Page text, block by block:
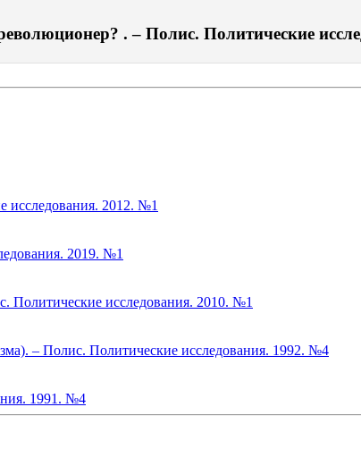
. – Полис. Политические
исследования. 2012. №1
2019. №1
Политические исследования. 2010. №1
– Полис. Политические исследования. 1992. №4
1991. №4